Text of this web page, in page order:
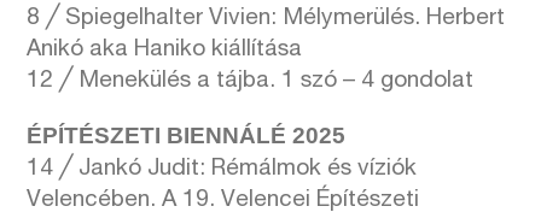
8 ╱ Spiegelhalter Vivien: Mélymerülés. Herbert
Anikó aka Haniko kiállítása
12 ╱ Menekülés a tájba. 1 szó – 4 gondolat
ÉPÍTÉSZETI BIENNÁLÉ 2025
14 ╱ Jankó Judit: Rémálmok és víziók
Velencében. A 19. Velencei Építészeti